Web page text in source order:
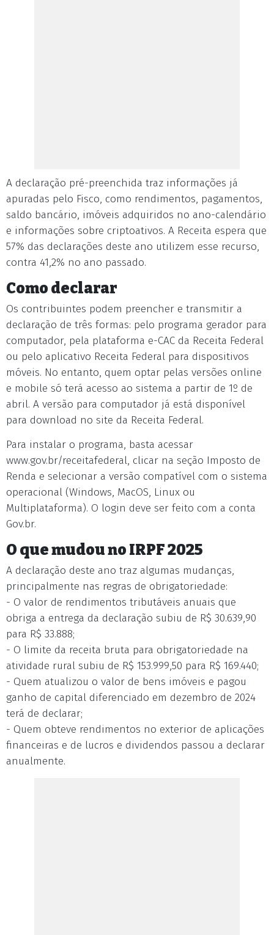
A declaração pré-preenchida traz informações já
apuradas pelo Fisco, como rendimentos, pagamentos,
saldo bancário, imóveis adquiridos no ano-calendário
e informações sobre criptoativos. A Receita espera que
57% das declarações deste ano utilizem esse recurso,
contra 41,2% no ano passado.
Como declarar
Os contribuintes podem preencher e transmitir a
declaração de três formas: pelo programa gerador para
computador, pela plataforma e-CAC da Receita Federal
ou pelo aplicativo Receita Federal para dispositivos
móveis. No entanto, quem optar pelas versões online
e mobile só terá acesso ao sistema a partir de 1º de
abril. A versão para computador já está disponível
para download no site da Receita Federal.
Para instalar o programa, basta acessar
www.gov.br/receitafederal, clicar na seção Imposto de
Renda e selecionar a versão compatível com o sistema
operacional (Windows, MacOS, Linux ou
Multiplataforma). O login deve ser feito com a conta
Gov.br.
O que mudou no IRPF 2025
A declaração deste ano traz algumas mudanças,
principalmente nas regras de obrigatoriedade:
- O valor de rendimentos tributáveis anuais que
obriga a entrega da declaração subiu de R$ 30.639,90
para R$ 33.888;
- O limite da receita bruta para obrigatoriedade na
atividade rural subiu de R$ 153.999,50 para R$ 169.440;
- Quem atualizou o valor de bens imóveis e pagou
ganho de capital diferenciado em dezembro de 2024
terá de declarar;
- Quem obteve rendimentos no exterior de aplicações
financeiras e de lucros e dividendos passou a declarar
anualmente.